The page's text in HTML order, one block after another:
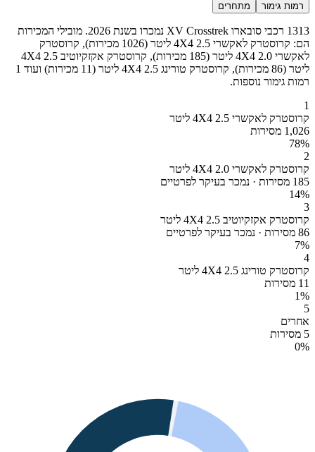
רמות גימור מתחרים
1313 רכבי סובארו XV Crosstrek נמכרו בשנת 2026. מובילי המכירות
הם: קרוסטרק לאקשרי 4X4 2.5 ליטר (1026 מכירות), קרוסטרק
לאקשרי 4X4 2.0 ליטר (185 מכירות), קרוסטרק אקזקיוטיב 4X4 2.5
ליטר (86 מכירות), קרוסטרק טורינג 4X4 2.5 ליטר (11 מכירות) ועוד 1
רמות גימור נוספות.
1
קרוסטרק לאקשרי 4X4 2.5 ליטר
1,026 מסירות
78%
2
קרוסטרק לאקשרי 4X4 2.0 ליטר
185 מסירות · נמכר בעיקר לפרטיים
14%
3
קרוסטרק אקזקיוטיב 4X4 2.5 ליטר
86 מסירות · נמכר בעיקר לפרטיים
7%
4
קרוסטרק טורינג 4X4 2.5 ליטר
11 מסירות
1%
5
אחרים
5 מסירות
0%